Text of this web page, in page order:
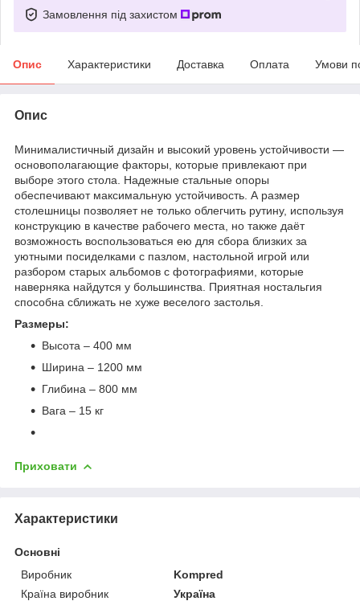
Замовлення під захистом
Опис Характеристики Доставка Оплата Умови
Опис
Минималистичный дизайн и высокий уровень устойчивости —
основополагающие факторы, которые привлекают при
выборе этого стола. Надежные стальные опоры
обеспечивают максимальную устойчивость. А размер
столешницы позволяет не только облегчить рутину, используя
конструкцию в качестве рабочего места, но также даёт
возможность воспользоваться ею для сбора близких за
уютными посиделками с пазлом, настольной игрой или
разбором старых альбомов с фотографиями, которые
наверняка найдутся у большинства. Приятная ностальгия
способна сближать не хуже веселого застолья.
Размеры:
Высота – 400 мм
Ширина – 1200 мм
Глибина – 800 мм
Вага – 15 кг
Приховати
Характеристики
Основні
Виробник
Kompred
Країна виробник
Україна